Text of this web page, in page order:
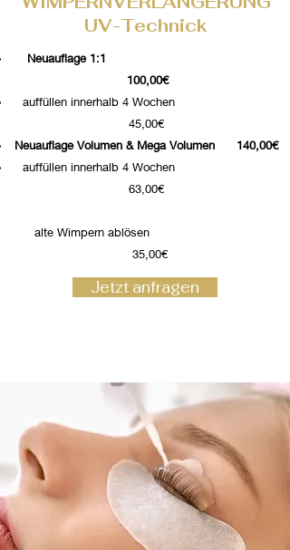
UV-Technick
Neuauflage 1:1
100,00€
auffüllen innerhalb 4 Wochen
45,00€
Neuauflage Volumen & Mega Volumen
140,00€
auffüllen innerhalb 4 Wochen
63,00€
alte Wimpern ablösen
35,00€
Jetzt anfragen